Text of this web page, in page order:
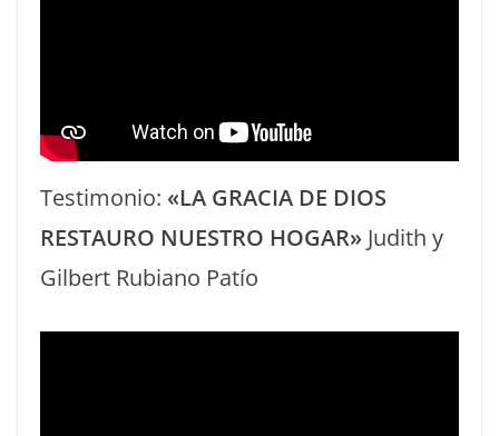
Testimonio: «LA GRACIA DE DIOS
RESTAURO NUESTRO HOGAR» Judith y
Gilbert Rubiano Patío